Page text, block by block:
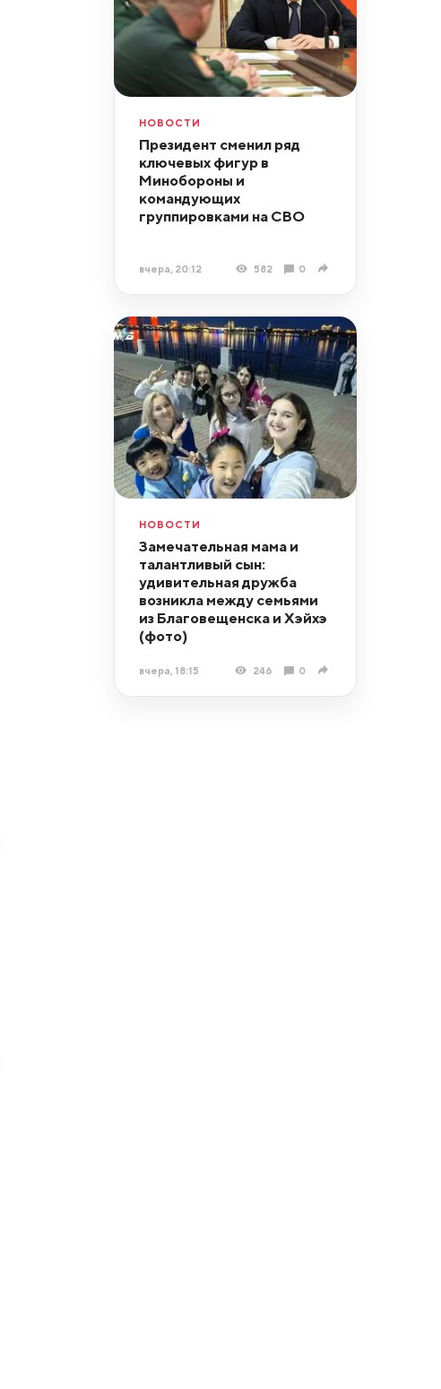
НОВОСТИ
Президент сменил ряд
ключевых фигур в
Минобороны и
командующих
группировками на СВО
вчера, 20:12 582 0
НОВОСТИ
Замечательная мама и
талантливый сын:
удивительная дружба
возникла между семьями
из Благовещенска и Хэйхэ
(фото)
вчера, 18:15 246 0